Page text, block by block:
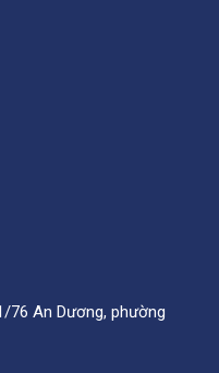
76 An Dương, phường